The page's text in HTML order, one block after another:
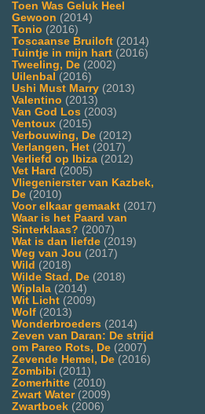
Toen Was Geluk Heel
Gewoon (2014)
Tonio (2016)
Toscaanse Bruiloft (2014)
Tuintje in mijn hart (2016)
Tweeling, De (2002)
Uilenbal (2016)
Ushi Must Marry (2013)
Valentino (2013)
Van God Los (2003)
Ventoux (2015)
Verbouwing, De (2012)
Verlangen, Het (2017)
Verliefd op Ibiza (2012)
Vet Hard (2005)
Vliegenierster van Kazbek,
De (2010)
Voor elkaar gemaakt (2017)
Waar is het Paard van
Sinterklaas? (2007)
Wat is dan liefde (2019)
Weg van Jou (2017)
Wild (2018)
Wilde Stad, De (2018)
Wiplala (2014)
Wit Licht (2009)
Wolf (2013)
Wonderbroeders (2014)
Zeven van Daran: De strijd
om Pareo Rots, De (2007)
Zevende Hemel, De (2016)
Zombibi (2011)
Zomerhitte (2010)
Zwart Water(2009)
Zwartboek (2006)